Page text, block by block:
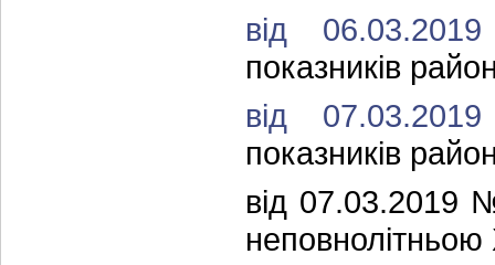
від
показників
від
показників
від 07.03.2019